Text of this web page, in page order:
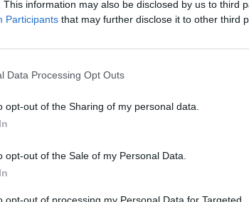
This information may also be disclosed by us to third
Participants that may further disclose it to other third
Data Processing Opt Outs
opt-out of the Sharing of my personal data.
opt-out of the Sale of my Personal Data.
000 € TTC, aucune certification n’est
du projet
d’êtrebien accompagné dès la phase